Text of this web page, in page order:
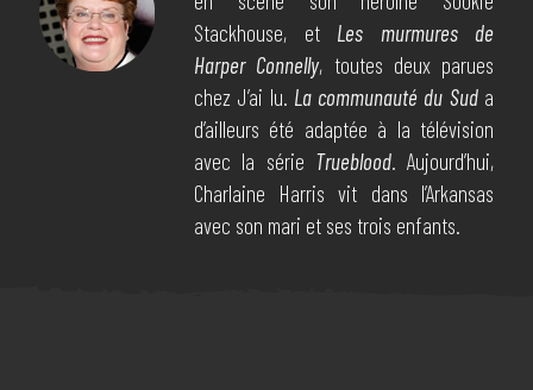
Stackhouse, et Les murmures de
Harper Connelly, toutes deux parues
chez J’ai lu. La communauté du Suda
d’ailleurs été adaptée à la télévision
avec la série Trueblood. Aujourd’hui,
Charlaine Harris vit dans l’Arkansas
avec son mari et ses trois enfants.